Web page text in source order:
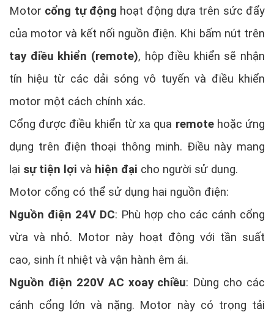
Motor cổng tự động hoạt động dựa trên sức đẩy
của motor và kết nối nguồn điện. Khi bấm nút trên
tay điều khiển (remote), hộp điều khiển sẽ nhận
tín hiệu từ các dải sóng vô tuyến và điều khiển
motor một cách chính xác.
Cổng được điều khiển từ xa qua remotehoặc ứng
dụng trên điện thoại thông minh. Điều này mang
lại sự tiện lợi và hiện đại cho người sử dụng.
Motor cổng có thể sử dụng hai nguồn điện:
Nguồn điện 24V DC: Phù hợp cho các cánh cổng
vừa và nhỏ. Motor này hoạt động với tần suất
cao, sinh ít nhiệt và vận hành êm ái.
Nguồn điện 220V AC xoay chiều: Dùng cho các
cánh cổng lớn và nặng. Motor này có trọng tải